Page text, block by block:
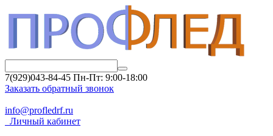
7(929)043-84-45 Пн-Пт: 9:00-18:00
Заказать обратный звонок
info@profledrf.ru
Личный кабинет